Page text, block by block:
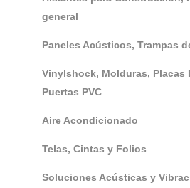
general
Paneles Acústicos, Trampas
Vinylshock, Molduras, Placas
Puertas PVC
Aire Acondicionado
Telas, Cintas y Folios
Soluciones Acústicas y